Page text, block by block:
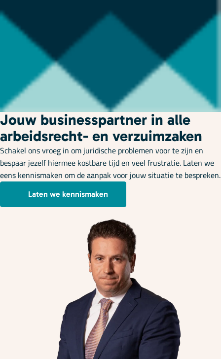
Jouw businesspartner in alle
arbeidsrecht- en verzuimzaken
Schakel ons vroeg in om juridische problemen voor te zijn en
bespaar jezelf hiermee kostbare tijd en veel frustratie. Laten we
eens kennismaken om de aanpak voor jouw situatie te bespreken.
Laten we kennismaken